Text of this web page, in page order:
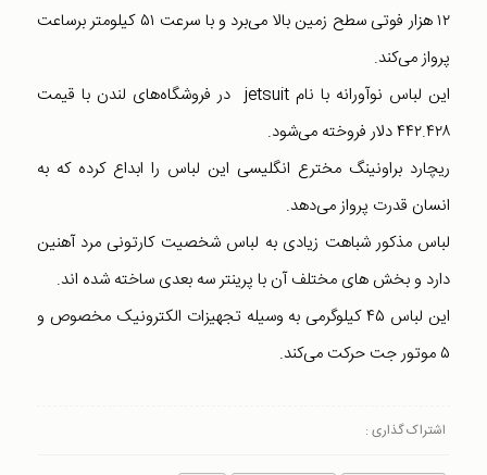
۱۲ هزار فوتی سطح زمین بالا می‌برد و با سرعت ۵۱ کیلومتر برساعت
پرواز می‌کند.
این لباس نوآورانه با نام jetsuit در فروشگاه‌های لندن با قیمت
۴۴۲.۴۲۸ دلار فروخته می‌شود.
ریچارد براونینگ مخترع انگلیسی این لباس را ابداع کرده که به
انسان قدرت پرواز می‌دهد.
لباس مذکور شباهت زیادی به لباس شخصیت کارتونی مرد آهنین
دارد و بخش های مختلف آن با پرینتر سه بعدی ساخته شده اند.
این لباس ۴۵ کیلوگرمی به وسیله تجهیزات الکترونیک مخصوص و
۵ موتور جت حرکت می‌کند.
اشتراک گذاری :